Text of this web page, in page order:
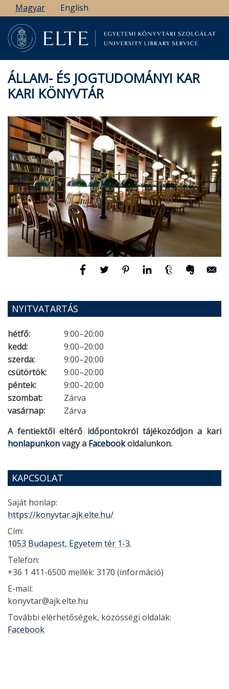
Ugrás
a
tartalomra
Magyar English
ÁLLAM- ÉS JOGTUDOMÁNYI KAR
KARI KÖNYVTÁR
NYITVATARTÁS
hétfő:
9:00–20:00
kedd:
9:00–20:00
szerda:
9:00–20:00
csütörtök:
9:00–20:00
péntek:
9:00–20:00
szombat:
Zárva
vasárnap:
Zárva
A fentiektől eltérő időpontokról tájékozódjon a kari
honlapunkonvagy a Facebookoldalunkon.
KAPCSOLAT
Saját honlap:
https://konyvtar.ajk.elte.hu/
Cím:
1053 Budapest, Egyetem tér 1-3.
Telefon:
+36 1 411-6500 mellék: 3170 (információ)
E-mail:
konyvtar@ajk.elte.hu
További elérhetőségek, közösségi oldalak:
Facebook